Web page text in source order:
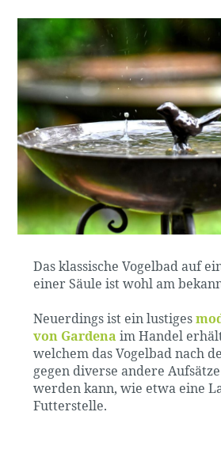
Das klassische Vogelbad auf
einer Säule ist wohl am
Neuerdings ist ein lustiges
von Gardena im Handel
welchem das Vogelbad nach
gegen diverse andere
werden kann, wie etwa eine
Futterstelle.